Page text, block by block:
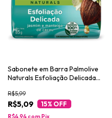
Sabonete em Barra Palmolive
Naturals Esfoliação Delicada
R$5,09
R$5,99
15% OFF
R$4,94 com Pix